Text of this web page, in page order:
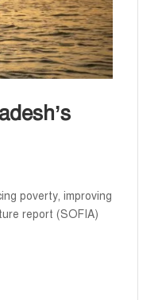
poverty, improving
report (SOFIA)